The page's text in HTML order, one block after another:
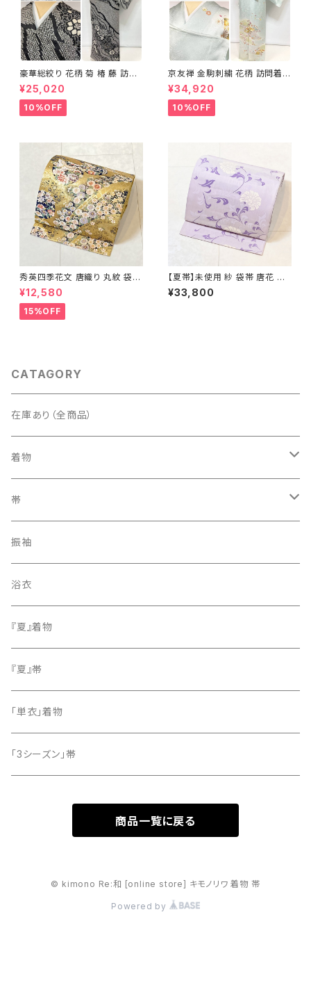
豪華総絞り 花柄 菊 椿 藤 訪問
着 鹿の子絞り ラメ 正絹 黒 白
グレー 1435
¥25,020
10%OFF
京友禅 金駒刺繍 花柄 訪問着
正絹 水色 黄緑 パステルカラー
アイスグリーン 1433
¥34,920
10%OFF
秀英四季花文 唐織り 丸紋 袋帯
正絹 金糸 ゴールド 紺 ピンク 7
05
¥12,580
15%OFF
【夏帯】未使用 紗 袋帯 唐花 正
絹 紫 白 淡藤色 729
¥33,800
CATAGORY
在庫あり（全商品）
着物
訪問着・付下げ
紬
色無地
小紋
留袖
帯
袋帯
名古屋帯
振袖
浴衣
『夏』着物
『夏』帯
「単衣」着物
「3シーズン」帯
商品一覧に戻る
© kimono Re:和 [online store] キモノリワ 着物 帯
Powered by